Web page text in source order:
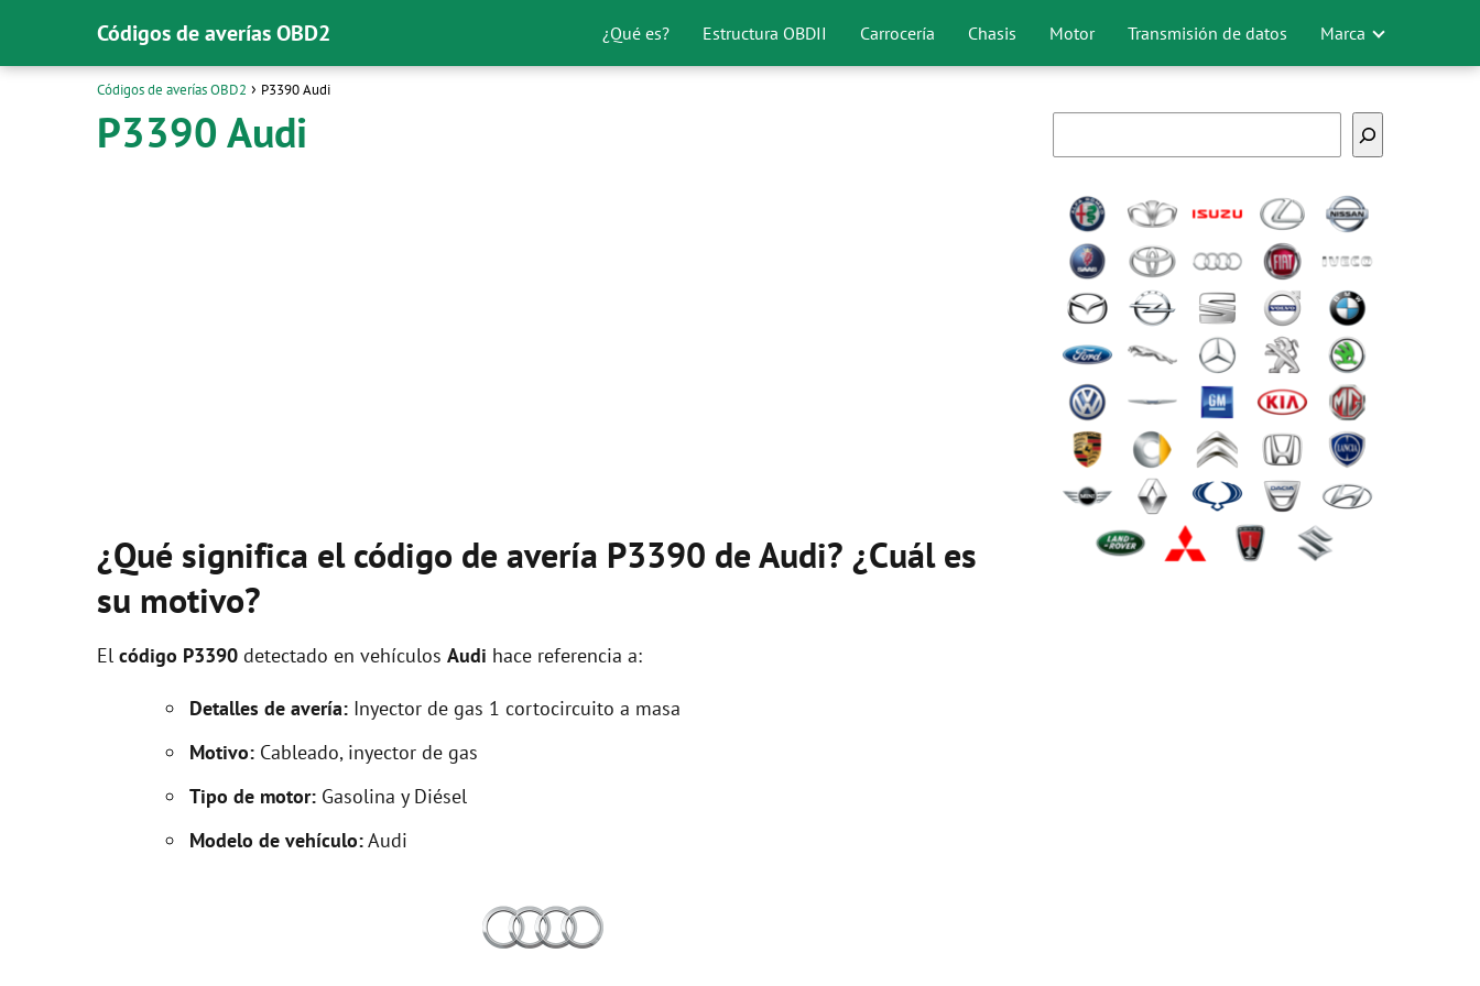
Códigos de averías OBD2 ¿Qué es? Estructura OBDII Carrocería Chasis Motor Transmisión de datos Marca
Códigos de averías OBD2 P3390 Audi
P3390 Audi
¿Qué significa el código de avería P3390 de Audi? ¿Cuál es
su motivo?
El código P3390 detectado en vehículos Audi hace referencia a:
Detalles de avería: Inyector de gas 1 cortocircuito a masa
Motivo: Cableado, inyector de gas
Tipo de motor: Gasolina y Diésel
Modelo de vehículo:Audi